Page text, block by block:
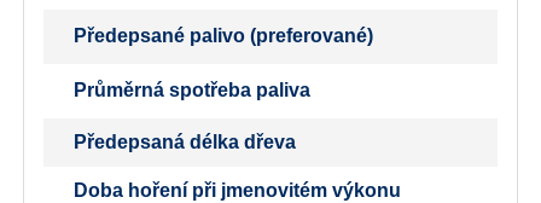
Předepsané palivo (preferované)
Průměrná spotřeba paliva
Předepsaná délka dřeva
Doba hoření při jmenovitém výkonu